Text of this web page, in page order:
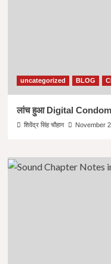
uncategorized BLOG
लांच हुआ Digital Condom
शिवेंद्र सिंह चौहान November